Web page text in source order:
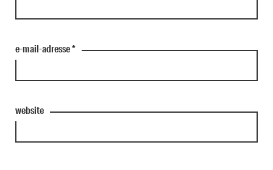
e-mail-adresse*
website